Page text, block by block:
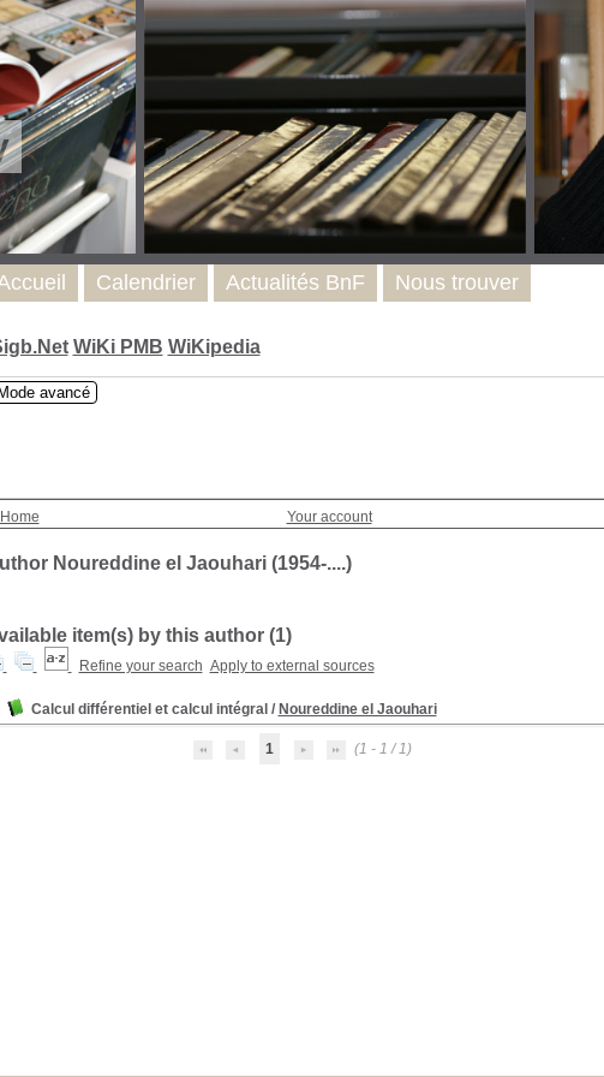
WiKi PMB WiKipedia
Mode avancé
Home Your account
Noureddine el Jaouhari (1954-....)
item(s) by this author (1)
Refine your search Apply to external sources
Calcul différentiel et calcul intégral / Noureddine el Jaouhari
1 (1 - 1 / 1)
Calendrier Actualités BnF Nous trouver